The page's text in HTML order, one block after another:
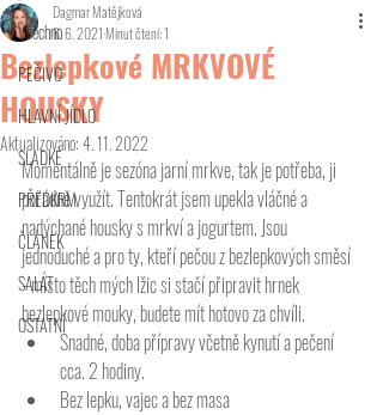
Všechno
PEČIVO
HLAVNÍ JÍDLO
SLADKÉ
PŘEDKRM
ČLÁNEK
SALÁT
OSTATNÍ
Bezlepkové MRKVOVÉ
HOUSKY
Dagmar Matějková
6. 6. 2021Minut čtení: 1
Aktualizováno:4. 11. 2022
Momentálně je sezóna jarní mrkve, tak je potřeba, ji
pořádně využít. Tentokrát jsem upekla vláčné a
nadýchané housky s mrkví a jogurtem. Jsou
jednoduché a pro ty, kteří pečou z bezlepkových směsí
- místo těch mých lžic si stačí připravit hrnek
bezlepkové mouky, budete mít hotovo za chvíli.
Snadné, doba přípravy včetně kynutí a pečení
cca. 2 hodiny.
Bez lepku, vajec a bez masa